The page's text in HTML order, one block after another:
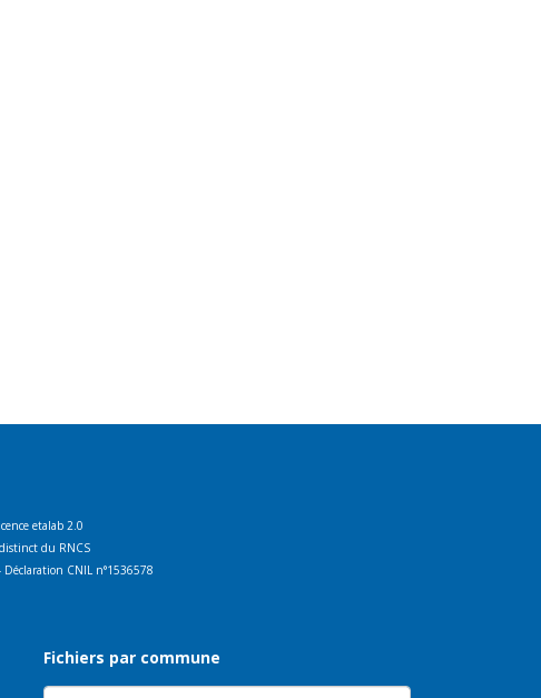
etalab 2.0
du RNCS
CNIL n°1536578
Fichiers par commune